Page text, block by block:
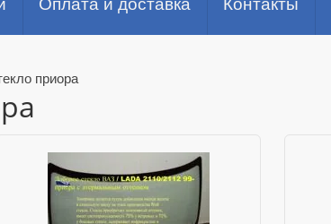
Оплата и доставка Контакты
приора